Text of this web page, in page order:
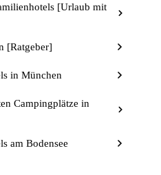
[Urlaub mit
[Ratgeber]
in München
Campingplätze in
am Bodensee